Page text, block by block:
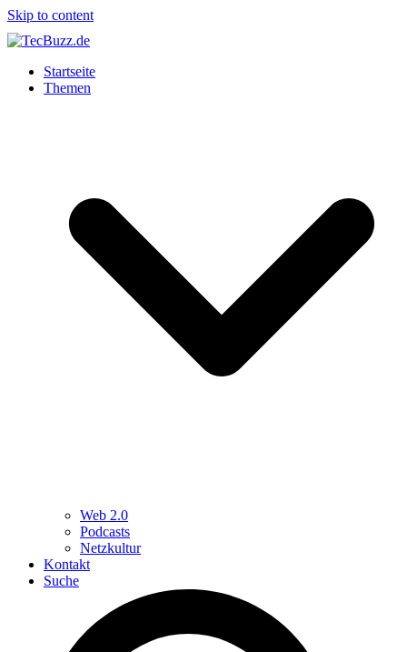
Skip to content
Startseite
Themen
Web 2.0
Podcasts
Netzkultur
Kontakt
Suche